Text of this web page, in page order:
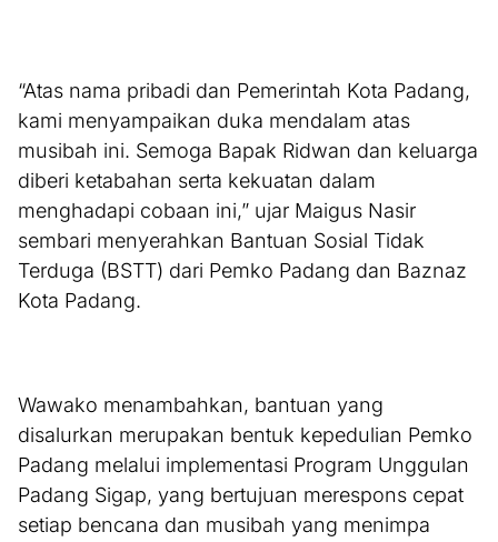
“Atas nama pribadi dan Pemerintah Kota Padang,
kami menyampaikan duka mendalam atas
musibah ini. Semoga Bapak Ridwan dan keluarga
diberi ketabahan serta kekuatan dalam
menghadapi cobaan ini,” ujar Maigus Nasir
sembari menyerahkan Bantuan Sosial Tidak
Terduga (BSTT) dari Pemko Padang dan Baznaz
Kota Padang.
Wawako menambahkan, bantuan yang
disalurkan merupakan bentuk kepedulian Pemko
Padang melalui implementasi Program Unggulan
Padang Sigap, yang bertujuan merespons cepat
setiap bencana dan musibah yang menimpa